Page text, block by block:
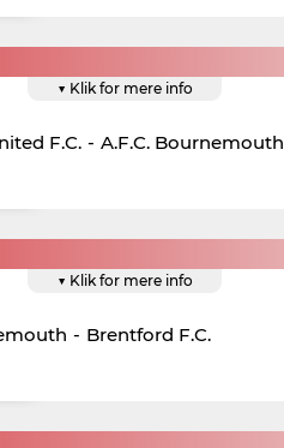
▼ Klik for mere info
F.C. - A.F.C. Bournemouth
▼ Klik for mere info
- Brentford F.C.